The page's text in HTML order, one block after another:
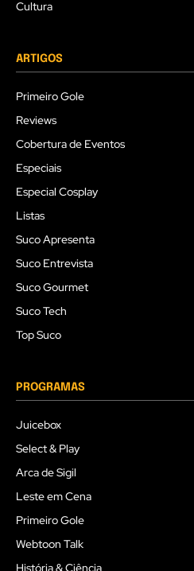
Cultura
ARTIGOS
Primeiro Gole
Reviews
Cobertura de Eventos
Especiais
Especial Cosplay
Listas
Suco Apresenta
Suco Entrevista
Suco Gourmet
Suco Tech
Top Suco
PROGRAMAS
Juicebox
Select & Play
Arca de Sigil
Leste em Cena
Primeiro Gole
Webtoon Talk
História & Ciência